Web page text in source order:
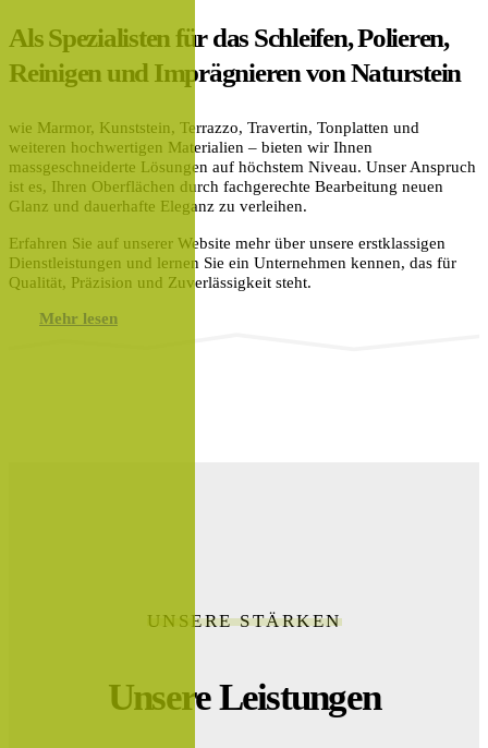
Als Spezialisten für das Schleifen, Polieren,
Reinigen und Imprägnieren von Naturstein
wie Marmor, Kunststein, Terrazzo, Travertin, Tonplatten und
weiteren hochwertigen Materialien – bieten wir Ihnen
massgeschneiderte Lösungen auf höchstem Niveau. Unser Anspruch
ist es, Ihren Oberflächen durch fachgerechte Bearbeitung neuen
Glanz und dauerhafte Eleganz zu verleihen.
Erfahren Sie auf unserer Website mehr über unsere erstklassigen
Dienstleistungen und lernen Sie ein Unternehmen kennen, das für
Qualität, Präzision und Zuverlässigkeit steht.
Mehr lesen
UNSERE STÄRKEN
Unsere Leistungen